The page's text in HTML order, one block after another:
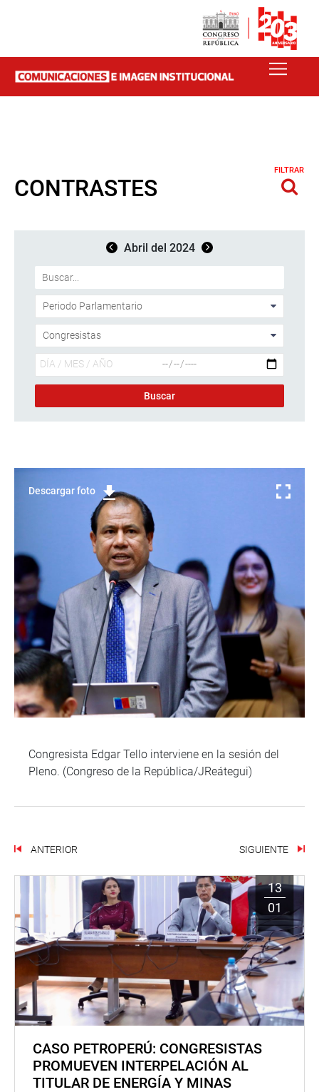
CONTRASTES
FILTRAR
Abril del 2024
Descargar foto
Congresista Edgar Tello interviene en la sesión del
Pleno. (Congreso de la República/JReátegui)
ANTERIOR SIGUIENTE
13
01
CASO PETROPERÚ: CONGRESISTAS
PROMUEVEN INTERPELACIÓN AL
TITULAR DE ENERGÍA Y MINAS